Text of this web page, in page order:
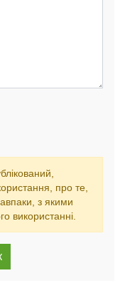
про те,
з якими
використанні.